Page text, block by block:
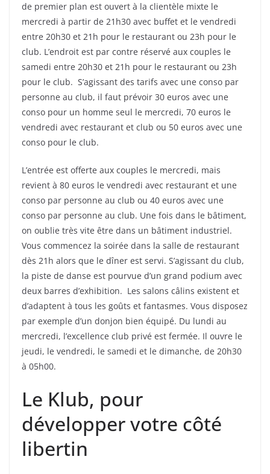
de premier plan est ouvert à la clientèle mixte le
mercredi à partir de 21h30 avec buffet et le vendredi
entre 20h30 et 21h pour le restaurant ou 23h pour le
club. L’endroit est par contre réservé aux couples le
samedi entre 20h30 et 21h pour le restaurant ou 23h
pour le club. S’agissant des tarifs avec une conso par
personne au club, il faut prévoir 30 euros avec une
conso pour un homme seul le mercredi, 70 euros le
vendredi avec restaurant et club ou 50 euros avec une
conso pour le club.
L’entrée est offerte aux couples le mercredi, mais
revient à 80 euros le vendredi avec restaurant et une
conso par personne au club ou 40 euros avec une
conso par personne au club. Une fois dans le bâtiment,
on oublie très vite être dans un bâtiment industriel.
Vous commencez la soirée dans la salle de restaurant
dès 21h alors que le dîner est servi. S’agissant du club,
la piste de danse est pourvue d’un grand podium avec
deux barres d’exhibition. Les salons câlins existent et
d’adaptent à tous les goûts et fantasmes. Vous disposez
par exemple d’un donjon bien équipé. Du lundi au
mercredi, l’excellence club privé est fermée. Il ouvre le
jeudi, le vendredi, le samedi et le dimanche, de 20h30
à 05h00.
Le Klub, pour
développer votre côté
libertin